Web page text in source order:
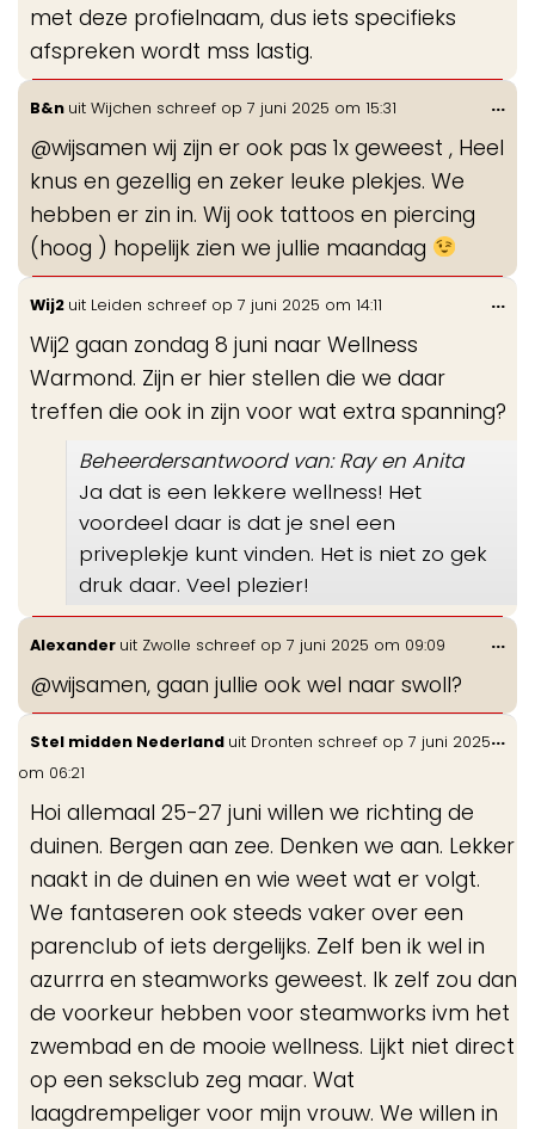
met deze profielnaam, dus iets specifieks
afspreken wordt mss lastig.
B&n uit Wijchen schreef op 7 juni 2025 om 15:31
@wijsamen wij zijn er ook pas 1x geweest , Heel
knus en gezellig en zeker leuke plekjes. We
hebben er zin in. Wij ook tattoos en piercing
(hoog ) hopelijk zien we jullie maandag
...
Wij2 uit Leiden schreef op 7 juni 2025 om 14:11
Wij2 gaan zondag 8 juni naar Wellness
Warmond. Zijn er hier stellen die we daar
treffen die ook in zijn voor wat extra spanning?
Beheerdersantwoord van: Ray en Anita
Ja dat is een lekkere wellness! Het
voordeel daar is dat je snel een
priveplekje kunt vinden. Het is niet zo gek
druk daar. Veel plezier!
...
Alexander uit Zwolle schreef op 7 juni 2025 om 09:09
@wijsamen, gaan jullie ook wel naar swoll?
...
Stel midden Nederland uit Dronten schreef op 7 juni 2025
om 06:21
Hoi allemaal 25-27 juni willen we richting de
duinen. Bergen aan zee. Denken we aan. Lekker
naakt in de duinen en wie weet wat er volgt.
We fantaseren ook steeds vaker over een
parenclub of iets dergelijks. Zelf ben ik wel in
azurrra en steamworks geweest. Ik zelf zou dan
de voorkeur hebben voor steamworks ivm het
zwembad en de mooie wellness. Lijkt niet direct
op een seksclub zeg maar. Wat
laagdrempeliger voor mijn vrouw. We willen in
...